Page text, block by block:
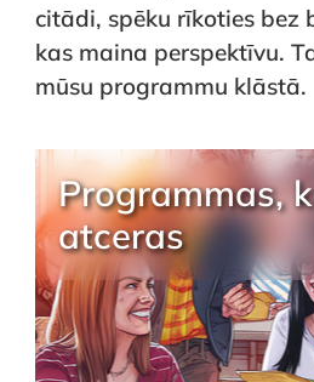
citādi, spēku rīkoties bez
kas maina perspektīvu.
mūsu programmu klāstā.
Programmas,
atceras